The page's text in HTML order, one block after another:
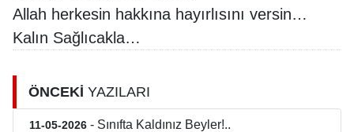
Allah herkesin hakkına hayırlısını versin…
Kalın Sağlıcakla…
ÖNCEKİ YAZILARI
11-05-2026 - Sınıfta Kaldınız Beyler!..